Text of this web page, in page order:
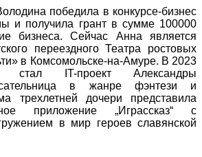
победила в конкурсе-бизнес
и получила грант в сумме 100000
бизнеса. Сейчас Анна является
переездного Театра ростовых
в Комсомольске-на-Амуре. В 2023
стал IT-проект Александры
в жанре фэнтези и
трехлетней дочери представила
приложение „Играссказ“ с
в мир героев славянской